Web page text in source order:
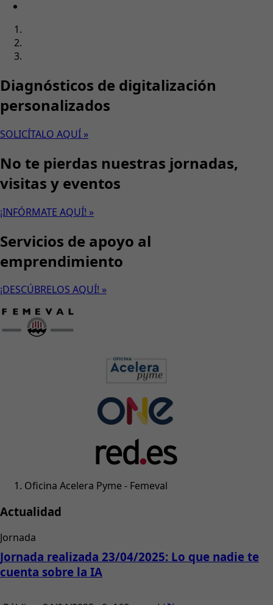
Diagnósticos de digitalización
personalizados
SOLICÍTALO AQUÍ »
No te pierdas nuestras jornadas,
visitas y eventos
¡INFÓRMATE AQUÍ! »
Servicios de apoyo al
emprendimiento
¡DESCÚBRELOS AQUÍ! »
Oficina Acelera Pyme - Femeval
Actualidad
Jornada
Jornada realizada 23/04/2025: Lo que nadie te
cuenta sobre la IA